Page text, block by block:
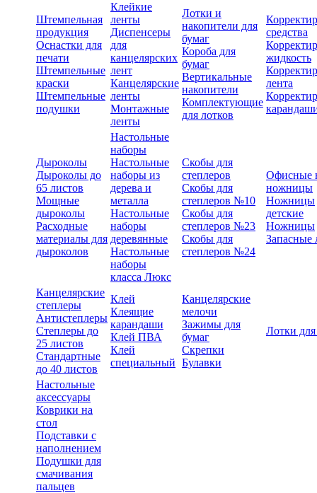
Штемпельная
продукция
Оснастки для
печати
Штемпельные
краски
Штемпельные
подушки
Клейкие
ленты
Диспенсеры
для
канцелярских
лент
Канцелярские
ленты
Монтажные
ленты
Лотки и
накопители для
бумаг
Короба для
бумаг
Вертикальные
накопители
Комплектующие
для лотков
средства
жидкость
лента
Дыроколы
Дыроколы до
65 листов
Мощные
дыроколы
Расходные
материалы для
дыроколов
Настольные
наборы
Настольные
наборы из
дерева и
металла
Настольные
наборы
деревянные
Настольные
наборы
класса Люкс
Скобы для
степлеров
Скобы для
степлеров №10
Скобы для
степлеров №23
Скобы для
степлеров №24
Офисные
ножницы
Ножницы
детские
Ножницы
Запасные
Канцелярские
степлеры
Антистеплеры
Степлеры до
25 листов
Стандартные
до 40 листов
Клей
Клеящие
карандаши
Клей ПВА
Клей
специальный
Канцелярские
мелочи
Зажимы для
бумаг
Скрепки
Булавки
Лотки
Настольные
аксессуары
Коврики на
стол
Подставки с
наполнением
Подушки для
смачивания
пальцев